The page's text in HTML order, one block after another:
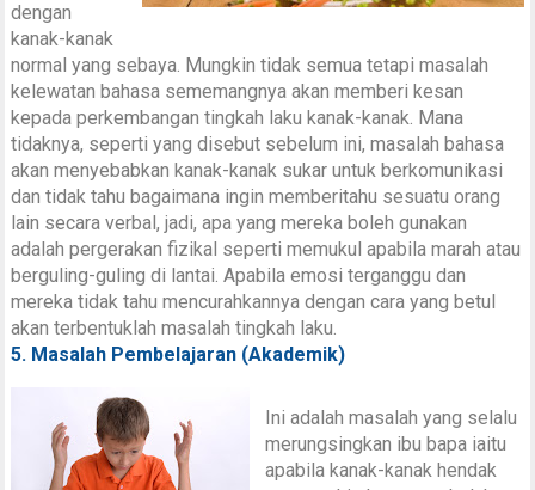
dengan
kanak-kanak
normal yang sebaya. Mungkin tidak semua tetapi masalah
kelewatan bahasa sememangnya akan memberi kesan
kepada perkembangan tingkah laku kanak-kanak. Mana
tidaknya, seperti yang disebut sebelum ini, masalah bahasa
akan menyebabkan kanak-kanak sukar untuk berkomunikasi
dan tidak tahu bagaimana ingin memberitahu sesuatu orang
lain secara verbal, jadi, apa yang mereka boleh gunakan
adalah pergerakan fizikal seperti memukul apabila marah atau
berguling-guling di lantai. Apabila emosi terganggu dan
mereka tidak tahu mencurahkannya dengan cara yang betul
akan terbentuklah masalah tingkah laku.
5. Masalah Pembelajaran (Akademik)
Ini adalah masalah yang selalu
merungsingkan ibu bapa iaitu
apabila kanak-kanak hendak